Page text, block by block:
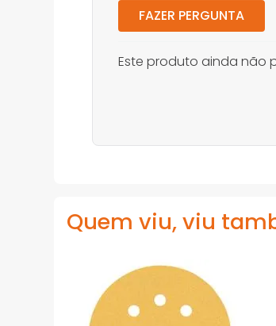
FAZER PERGUNTA
Este produto ainda não
Quem viu, viu